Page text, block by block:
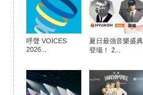
呼聲 VOICES
2026...
夏日最強音樂盛典
登場！ 2...